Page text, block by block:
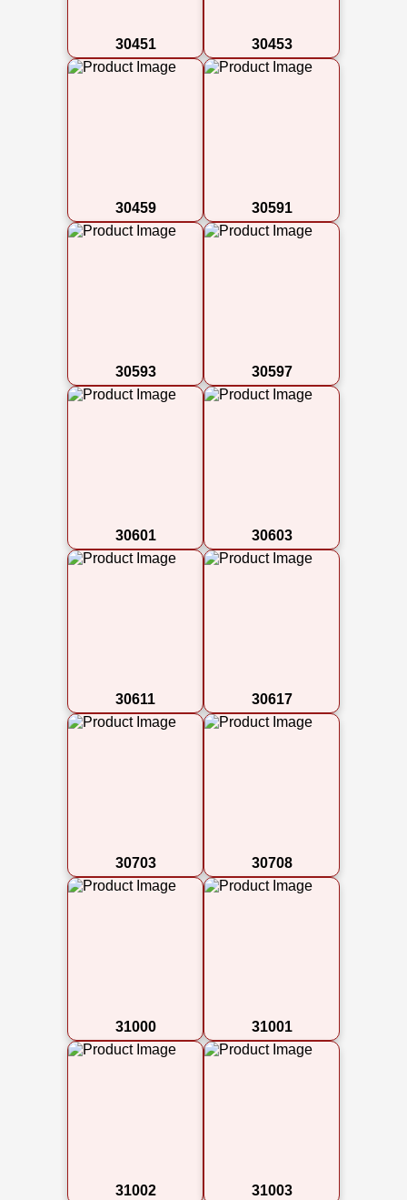
30451 30453
30459 30591
30593 30597
30601 30603
30611 30617
30703 30708
31000 31001
31002 31003